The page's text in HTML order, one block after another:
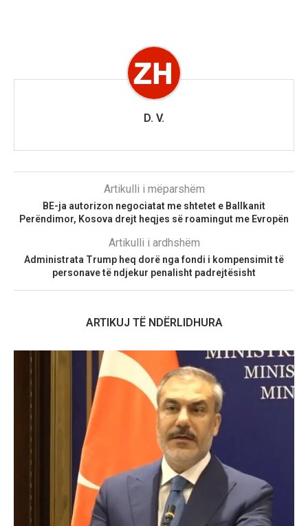
D. V.
Artikulli i mëparshëm
BE-ja autorizon negociatat me shtetet e Ballkanit
Perëndimor, Kosova drejt heqjes së roamingut me Evropën
Artikulli i ardhshëm
Administrata Trump heq dorë nga fondi i kompensimit të
personave të ndjekur penalisht padrejtësisht
ARTIKUJ TË NDËRLIDHURA